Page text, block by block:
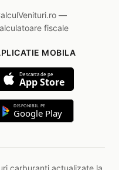
—
fiscale
MOBILA
Descarca de pe
App Store
DISPONIBIL PE
Google Play
carburanți actualizate la